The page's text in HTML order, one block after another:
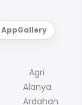
AppGallery
Agri
Alanya
Ardahan